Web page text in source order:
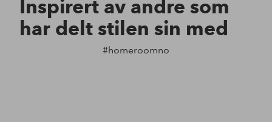
Inspirert av andre som
har delt stilen sin med
#homeroomno